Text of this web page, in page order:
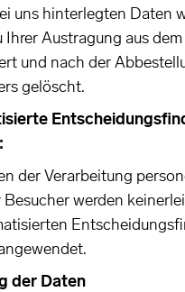
uns hinterlegten Daten
Ihrer Austragung aus
und nach der
gelöscht.
der Verarbeitung
werden
der Daten